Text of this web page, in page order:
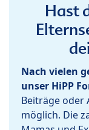
Hast
Nach vielen
unser HiPP
Beiträge oder
möglich. Die